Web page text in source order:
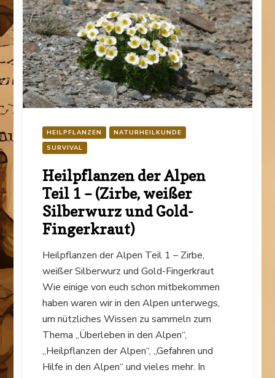
HEILPFLANZEN
NATURHEILKUNDE
SURVIVAL
Heilpflanzen der Alpen
Teil 1 – (Zirbe, weißer
Silberwurz und Gold-
Fingerkraut)
Heilpflanzen der Alpen Teil 1 – Zirbe,
weißer Silberwurz und Gold-Fingerkraut
Wie einige von euch schon mitbekommen
haben waren wir in den Alpen unterwegs,
um nützliches Wissen zu sammeln zum
Thema „Überleben in den Alpen“,
„Heilpflanzen der Alpen“, „Gefahren und
Hilfe in den Alpen“ und vieles mehr. In